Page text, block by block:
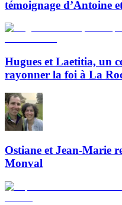
témoignage d’Antoine
Hugues et Laetitia, un
rayonner la foi à La
Ostiane et Jean-Marie
Monval